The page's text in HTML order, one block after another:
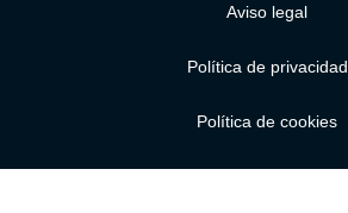
Aviso legal
Política de privacidad
Política de cookies